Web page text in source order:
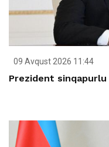
09 Avqust 2026 11:44
Prezident sinqapurlu